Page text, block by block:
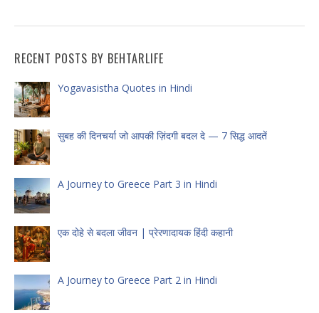
RECENT POSTS BY BEHTARLIFE
Yogavasistha Quotes in Hindi
सुबह की दिनचर्या जो आपकी ज़िंदगी बदल दे — 7 सिद्ध आदतें
A Journey to Greece Part 3 in Hindi
एक दोहे से बदला जीवन | प्रेरणादायक हिंदी कहानी
A Journey to Greece Part 2 in Hindi